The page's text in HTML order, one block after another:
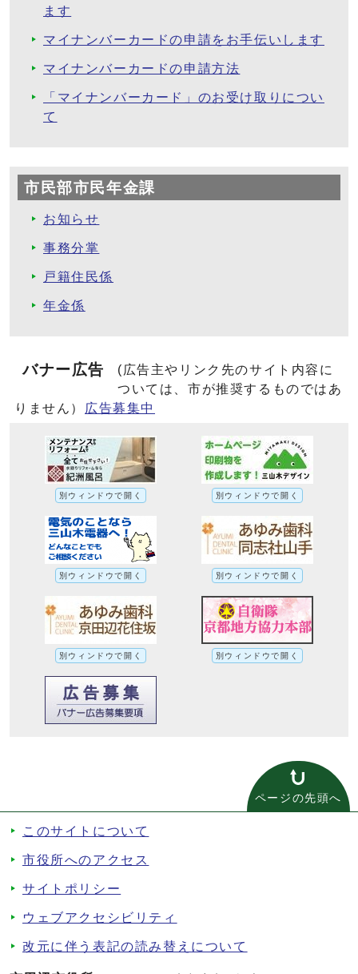
ます
マイナンバーカードの申請をお手伝いします
マイナンバーカードの申請方法
「マイナンバーカード」のお受け取りについ
て
市民部市民年金課
お知らせ
事務分掌
戸籍住民係
年金係
バナー広告
(広告主やリンク先のサイト内容に
ついては、市が推奨するものではあ
りません）
広告募集中
別ウィンドウで開く 別ウィンドウで開く
別ウィンドウで開く 別ウィンドウで開く
別ウィンドウで開く 別ウィンドウで開く
ページの先頭へ
このサイトについて
市役所へのアクセス
サイトポリシー
ウェブアクセシビリティ
改元に伴う表記の読み替えについて